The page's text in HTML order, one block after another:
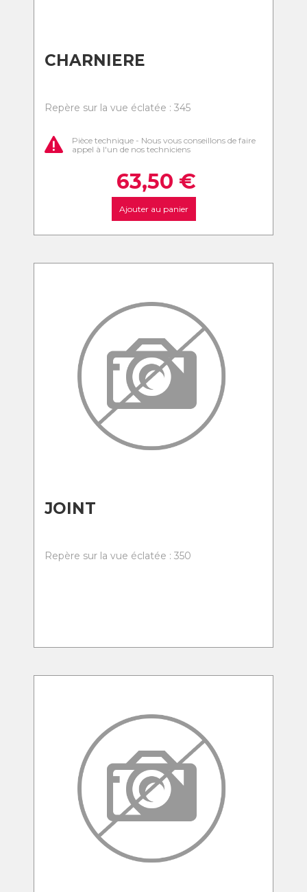
CHARNIERE
Repère sur la vue éclatée : 345
Pièce technique - Nous vous conseillons de faire
appel à l'un de nos techniciens
63,50 €
Ajouter au panier
JOINT
Repère sur la vue éclatée : 350